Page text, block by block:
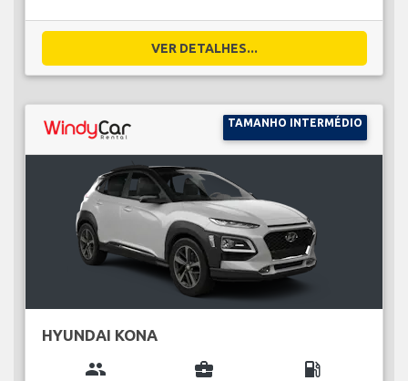
VER DETALHES...
TAMANHO INTERMÉDIO
HYUNDAI KONA
group business_center local_gas_station